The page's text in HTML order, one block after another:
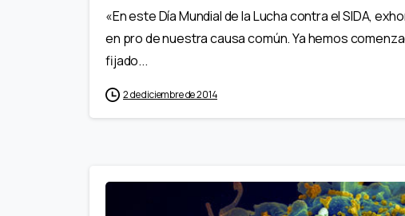
«En este Día Mundial de la Lucha contra el SIDA,
en pro de nuestra causa común. Ya hemos
fijado...
2 de diciembre de 2014